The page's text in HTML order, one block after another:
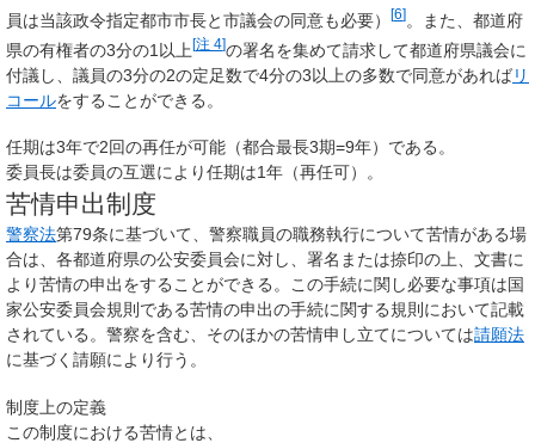
員は当該政令指定都市市長と市議会の同意も必要）
[6] 。また、都道府
県の有権者の3分の1以上[注 4]の署名を集めて請求して都道府県議会に
付議し、議員の3分の2の定足数で4分の3以上の多数で同意があればリ
コールをすることができる。
任期は3年で2回の再任が可能（都合最長3期=9年）である。
委員長は委員の互選により任期は1年（再任可）。
苦情申出制度
警察法第79条に基づいて、警察職員の職務執行について苦情がある場
合は、各都道府県の公安委員会に対し、署名または捺印の上、文書に
より苦情の申出をすることができる。この手続に関し必要な事項は国
家公安委員会規則である苦情の申出の手続に関する規則において記載
されている。警察を含む、そのほかの苦情申し立てについては請願法
に基づく請願により行う。
制度上の定義
この制度における苦情とは、